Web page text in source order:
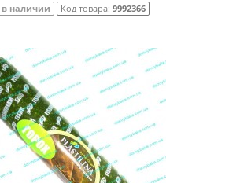
в наличии Код товара: 9992366